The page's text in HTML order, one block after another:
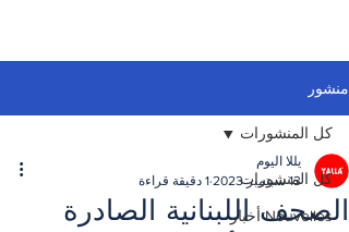
منشور
كل المنشورات
Nouvelles أخبار
كل المنشورات
الصحف اللبنانية الصادرة
يللا اليوم
13 سبتمبر 2023
1 دقيقة قراءة